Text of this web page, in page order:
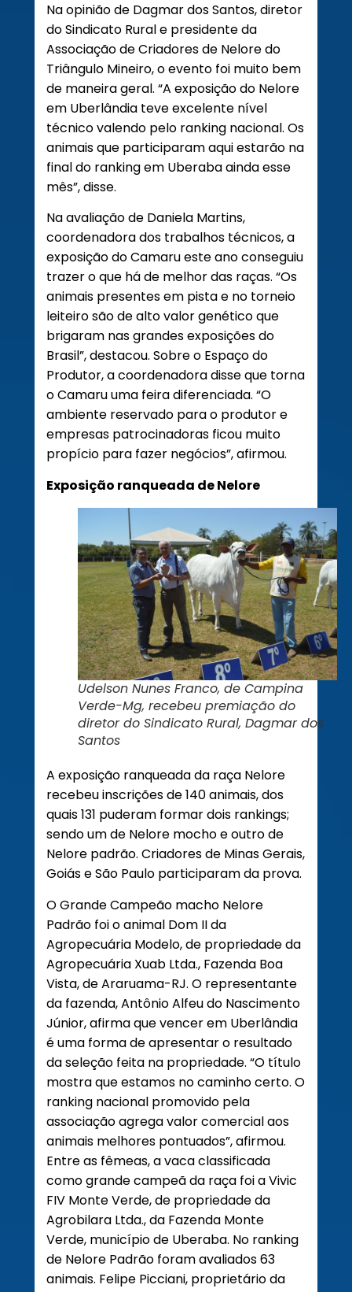
Na opinião de Dagmar dos Santos, diretor
do Sindicato Rural e presidente da
Associação de Criadores de Nelore do
Triângulo Mineiro, o evento foi muito bem
de maneira geral. “A exposição do Nelore
em Uberlândia teve excelente nível
técnico valendo pelo ranking nacional. Os
animais que participaram aqui estarão na
final do ranking em Uberaba ainda esse
mês”, disse.
Na avaliação de Daniela Martins,
coordenadora dos trabalhos técnicos, a
exposição do Camaru este ano conseguiu
trazer o que há de melhor das raças. “Os
animais presentes em pista e no torneio
leiteiro são de alto valor genético que
brigaram nas grandes exposições do
Brasil”, destacou. Sobre o Espaço do
Produtor, a coordenadora disse que torna
o Camaru uma feira diferenciada. “O
ambiente reservado para o produtor e
empresas patrocinadoras ficou muito
propício para fazer negócios”, afirmou.
Exposição ranqueada de Nelore
Udelson Nunes Franco, de Campina
Verde-Mg, recebeu premiação do
diretor do Sindicato Rural, Dagmar dos
Santos
A exposição ranqueada da raça Nelore
recebeu inscrições de 140 animais, dos
quais 131 puderam formar dois rankings;
sendo um de Nelore mocho e outro de
Nelore padrão. Criadores de Minas Gerais,
Goiás e São Paulo participaram da prova.
O Grande Campeão macho Nelore
Padrão foi o animal Dom II da
Agropecuária Modelo, de propriedade da
Agropecuária Xuab Ltda., Fazenda Boa
Vista, de Araruama-RJ. O representante
da fazenda, Antônio Alfeu do Nascimento
Júnior, afirma que vencer em Uberlândia
é uma forma de apresentar o resultado
da seleção feita na propriedade. “O título
mostra que estamos no caminho certo. O
ranking nacional promovido pela
associação agrega valor comercial aos
animais melhores pontuados”, afirmou.
Entre as fêmeas, a vaca classificada
como grande campeã da raça foi a Vivic
FIV Monte Verde, de propriedade da
Agrobilara Ltda., da Fazenda Monte
Verde, município de Uberaba. No ranking
de Nelore Padrão foram avaliados 63
animais. Felipe Picciani, proprietário da